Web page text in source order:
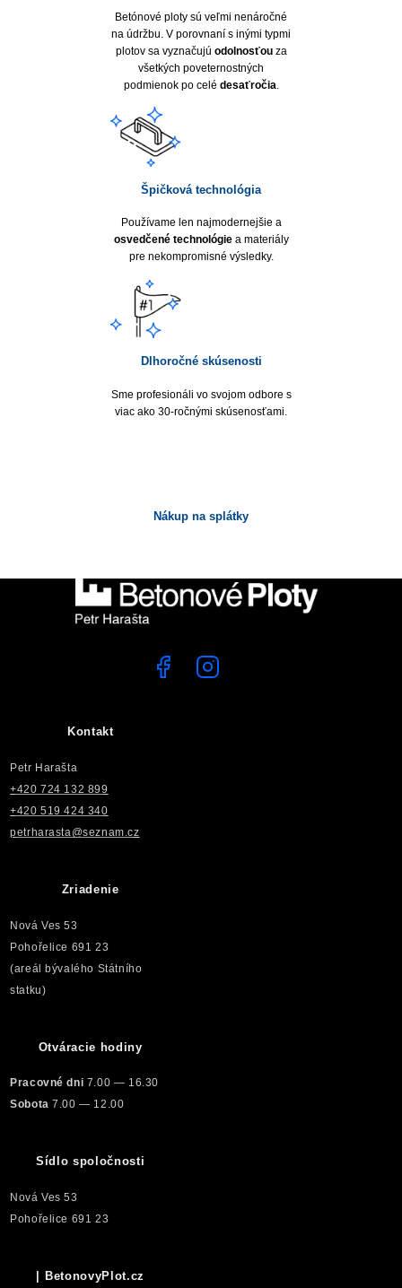
Betónové ploty sú veľmi nenáročné
na údržbu. V porovnaní s inými typmi
plotov sa vyznačujú odolnosťouza
všetkých poveternostných
podmienok po celé desaťročia
Špičková technológia
Používame len najmodernejšie a
osvedčené technológiea materiály
pre nekompromisné výsledky.
Dlhoročné skúsenosti
Sme profesionáli vo svojom odbore s
viac ako 30-ročnými skúsenosťami.
Nákup na splátky
Kontakt
Petr Harašta
+420 724 132 899
+420 519 424 340
petrharasta@seznam.cz
Zriadenie
Nová Ves 53
Pohořelice 691 23
(areál bývalého Státního
statku)
Otváracie hodiny
Pracovné dni 7.00 — 16.30
Sobota 7.00 — 12.00
Sídlo spoločnosti
Nová Ves 53
Pohořelice 691 23
| BetonovyPlot.cz